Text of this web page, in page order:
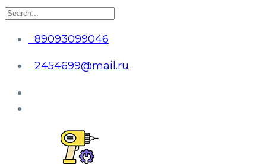
89093099046
2454699@mail.ru